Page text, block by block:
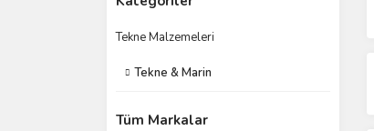
Tekne Malzemeleri
Tekne & Marin
Tüm Markalar